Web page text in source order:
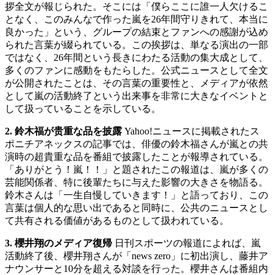
拶全文が報じられた。そこには「僕らここに誰一人欠けるこ
となく、このみんなで作った嵐を26年間守りきれて、本当に
良かった」という、グループの結束とファンへの感謝が込め
られた言葉が綴られている。この挨拶は、単なる演出の一部
ではなく、26年間という長きにわたる活動の集大成として、
多くのファンに感動をもたらした。公式ニュースとして全文
が公開されたことは、その言葉の重要性と、メディアが依然
として嵐の活動終了という出来事を非常に大きなイベントと
して扱っていることを示している。
2. 鈴木福が贵重な品を披露 Yahoo!ニュースに掲載されたス
ポニチアネックスの記事では、俳優の鈴木福さんが嵐との共
演時の超貴重な品を番組で披露したことが報導されている。
「ありがとう！嵐！！」と題されたこの報道は、嵐が多くの
芸能関係者、特に後輩たちに与えた影響の大きさを物語る。
鈴木さんは「一生自慢していきます！」と語っており、この
言葉は個人的な思い出であると同時に、公共のニュースとし
て共有される価値があるものとして扱われている。
3. 櫻井翔のメディア復帰 日刊スポーツの報道によれば、嵐
活動終了後、櫻井翔さんが「news zero」に初出演し、藤井ア
ナウンサーと10分を超える対談を行った。櫻井さんは番組内